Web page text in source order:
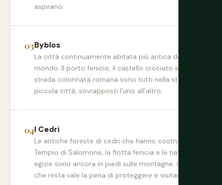
aspirano.
Byblos
La città continuamente abitata più antica del
mondo. Il porto fenicio, il castello crociato e la
strada colonnata romana sono tutti nella stessa
piccola città, sovrapposti l'uno all'altro.
I Cedri
Le antiche foreste di cedri che hanno costruito il
Tempio di Salomone, la flotta fenicia e le navi
egizie sono ancora in piedi sulle montagne. Ciò
che resta vale la pena di proteggere e visitare.